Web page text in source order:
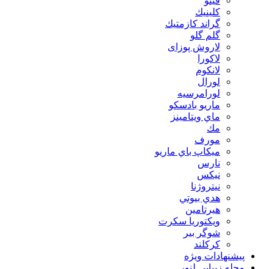
كلينيك
گراند كازمتيك
گلم گلو
لاروش پوزای
لاكورا
لانكوم
لورال
لورامرسيه
ماريو بادسكو
ماي ويتامينز
مك
مورف
ميكاپ باي ماريو
نارس
نيكس
نیتروژنا
هدي بيوتي
هیرتامین
ویکتوریا سکرت
شوگر بير
کرکلند
پیشنهادات ویژه